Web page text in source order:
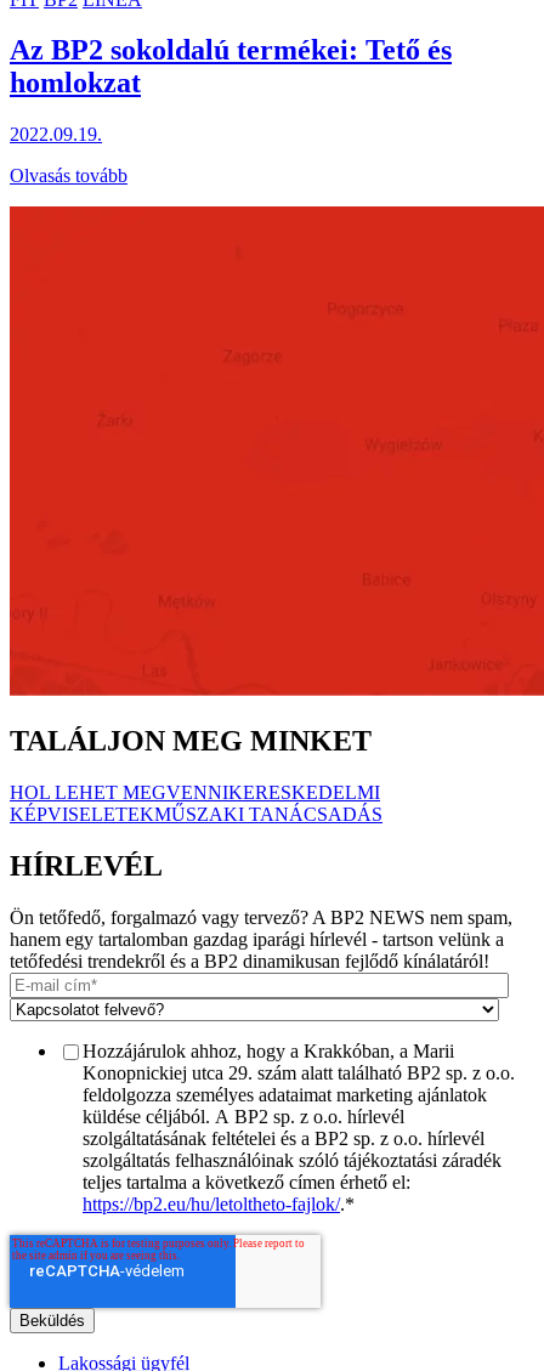
Az BP2 sokoldalú termékei: Tető és
homlokzat
2022.09.19.
Olvasás tovább
TALÁLJON MEG MINKET
HOL LEHET MEGVENNIKERESKEDELMI
KÉPVISELETEKMŰSZAKI TANÁCSADÁS
HÍRLEVÉL
Ön tetőfedő, forgalmazó vagy tervező? A BP2 NEWS nem spam,
hanem egy tartalomban gazdag iparági hírlevél - tartson velünk a
tetőfedési trendekről és a BP2 dinamikusan fejlődő kínálatáról!
Hozzájárulok ahhoz, hogy a Krakkóban, a Marii
Konopnickiej utca 29. szám alatt található BP2 sp. z o.o.
feldolgozza személyes adataimat marketing ajánlatok
küldése céljából. A BP2 sp. z o.o. hírlevél
szolgáltatásának feltételei és a BP2 sp. z o.o. hírlevél
szolgáltatás felhasználóinak szóló tájékoztatási záradék
teljes tartalma a következő címen érhető el:
https://bp2.eu/hu/letoltheto-fajlok/.*
Lakossági ügyfél